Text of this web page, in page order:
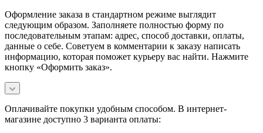
Оформление заказа в стандартном режиме выглядит
следующим образом. Заполняете полностью форму по
последовательным этапам: адрес, способ доставки, оплаты,
данные о себе. Советуем в комментарии к заказу написать
информацию, которая поможет курьеру вас найти. Нажмите
кнопку «Оформить заказ».
Оплачивайте покупки удобным способом. В интернет-
магазине доступно 3 варианта оплаты: